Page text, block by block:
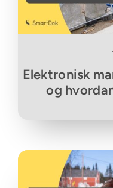
Elektronisk
og